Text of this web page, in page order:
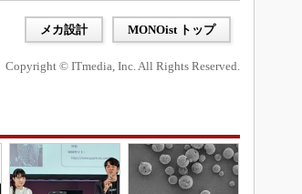
メカ設計 MONOist トップ
Copyright © ITmedia, Inc. All Rights Reserved.